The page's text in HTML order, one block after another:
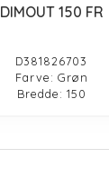
DIMOUT 150 FR
D381826703
Farve: Grøn
Bredde: 150